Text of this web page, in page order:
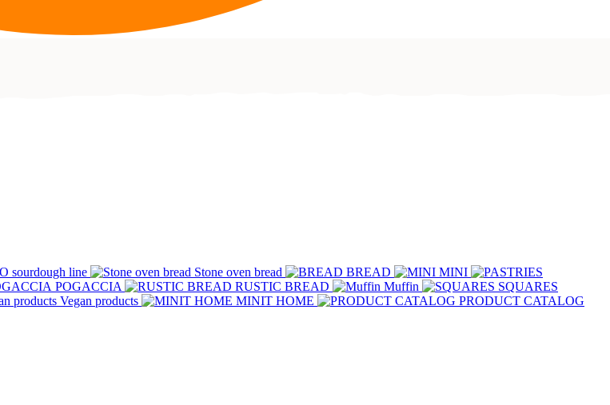
sourdough line Stone oven bread BREAD
MINI
POGACCIA RUSTIC BREAD Muffin
SQUARES
Vegan products MINIT HOME
PRODUCT CATALOG